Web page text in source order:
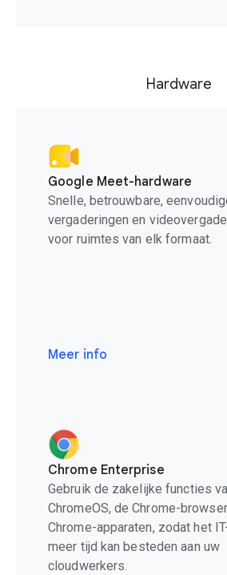
Hardware
Google Meet-hardware
Snelle, betrouwbare,
vergaderingen en
voor ruimtes van elk formaat.
Meer info
Chrome Enterprise
Gebruik de zakelijke functies
ChromeOS, de Chrome-
Chrome-apparaten, zodat het
meer tijd kan besteden aan uw
cloudwerkers.